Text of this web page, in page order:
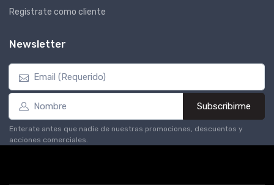
Registrate como cliente
Newsletter
Subscribirme
Enterate antes que nadie de nuestras promociones, descuentos y
acciones comerciales.